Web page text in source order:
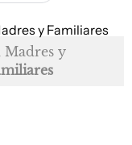
Madres y